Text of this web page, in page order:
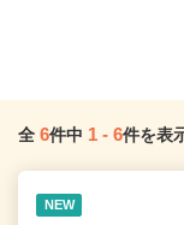
全 6件中 1 - 6件を表
NEW